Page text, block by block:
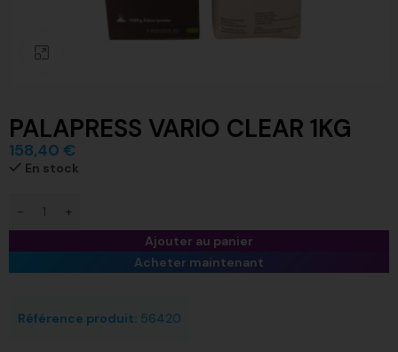
PALAPRESS VARIO CLEAR 1KG
158,40 €
En stock
Ajouter au panier
Acheter maintenant
Référence produit: 56420